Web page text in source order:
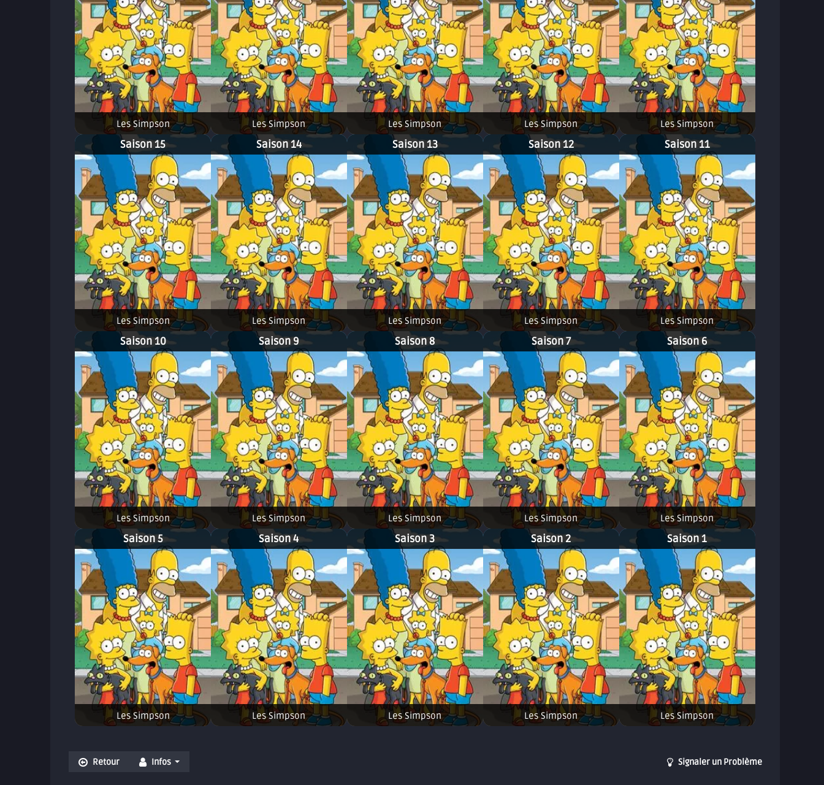
Les Simpson Les Simpson Les Simpson Les Simpson Les Simpson
Les Simpson
Saison 15
Les Simpson
Saison 14
Les Simpson
Saison 13
Les Simpson
Saison 12
Les Simpson
Saison 11
Les Simpson
Saison 10
Les Simpson
Saison 9
Les Simpson
Saison 8
Les Simpson
Saison 7
Les Simpson
Saison 6
Les Simpson
Saison 5
Les Simpson
Saison 4
Les Simpson
Saison 3
Les Simpson
Saison 2
Les Simpson
Saison 1
Retour Infos Signaler un Problème